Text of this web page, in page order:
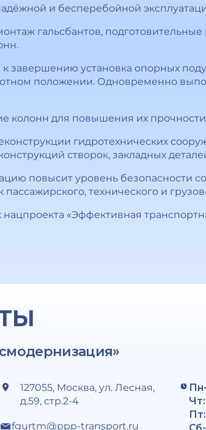
и бесперебойной
гальсбантов, подготовительные
завершению установка опорных
положении. Одновременно
колонн для повышения их прочности
гидротехнических
створок, закладных
повысит уровень безопасности
технического и
нацпроекта «Эффективная
127055, Москва, ул. Лесная,
д.59, стр.2-4
fgurtm@ppp-transport.ru
Пн-
Чт:
Пт: